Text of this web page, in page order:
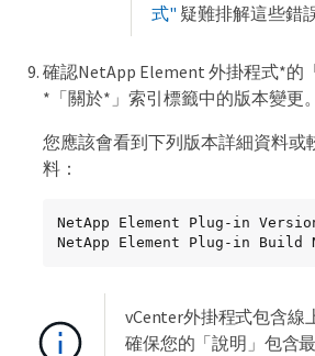
式" 疑難排解這些錯
確認NetApp Element 外掛程式*的
*「關於*」索引標籤中的版本變更。
您應該會看到下列版本詳細資料或
料：
NetApp Element Plug-in
NetApp Element Plug-in Build
vCenter外掛程式包含線
確保您的「說明」包含